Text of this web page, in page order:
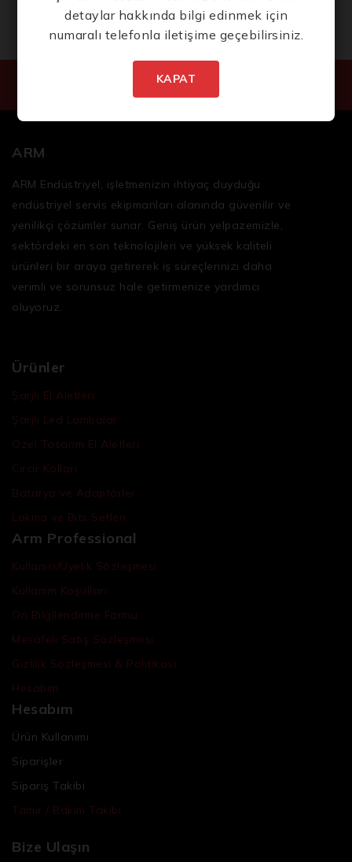
ARM
ARM Endüstriyel, işletmenizin ihtiyaç duyduğu
endüstriyel servis ekipmanları alanında güvenilir ve
yenilikçi çözümler sunar. Geniş ürün yelpazemizle,
sektördeki en son teknolojileri ve yüksek kaliteli
ürünleri bir araya getirerek iş süreçlerinizi daha
verimli ve sorunsuz hale getirmenize yardımcı
oluyoruz.
Ürünler
Şarjlı El Aletleri
Şarjlı Led Lambalar
Özel Tasarım El Aletleri
Cırcır Kolları
Batarya ve Adaptörler
Lokma ve Bits Setleri
Arm Professional
Kullanıcı/Üyelik Sözleşmesi
Kullanım Koşulları
Ön Bilgilendirme Formu
Mesafeli Satış Sözleşmesi
Gizlilik Sözleşmesi & Politikası
Hesabım
Hesabım
Ürün Kullanımı
Siparişler
Sipariş Takibi
Tamir / Bakım Takibi
Bize Ulaşın
detaylar hakkında bilgi edinmek için
numaralı telefonla iletişime geçebilirsiniz.
KAPAT